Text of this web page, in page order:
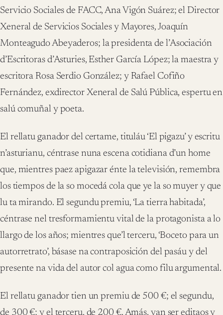
Servicio Sociales de FACC, Ana Vigón Suárez; el Director
Xeneral de Servicios Sociales y Mayores, Joaquín
Monteagudo Abeyaderos; la presidenta de l’Asociación
d’Escritoras d’Asturies, Esther García López; la maestra y
escritora Rosa Serdio González; y Rafael Cofiño
Fernández, exdirector Xeneral de Salú Pública, espertu en
salú comuñal y poeta.
El rellatu ganador del certame, tituláu ‘El pigazu’ y escritu
n’asturianu, céntrase nuna escena cotidiana d’un home
que, mientres paez apigazar énte la televisión, remembra
los tiempos de la so mocedá cola que ye la so muyer y que
lu ta mirando. El segundu premiu, ‘La tierra habitada’,
céntrase nel tresformamientu vital de la protagonista a lo
llargo de los años; mientres que’l terceru, ‘Boceto para un
autorretrato’, básase na contraposición del pasáu y del
presente na vida del autor col agua como filu argumental.
El rellatu ganador tien un premiu de 500 €; el segundu,
de 300 €; y el terceru, de 200 €. Amás, van ser editaos y